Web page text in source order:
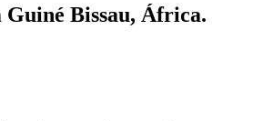
Guiné Bissau, África.